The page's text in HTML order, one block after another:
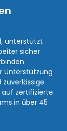
unterstützt
sicher
Unterstützung
zertifizierte
in über 45